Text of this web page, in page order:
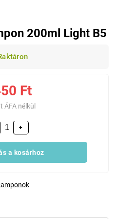
200ml Light B5
Ft
ÁFA nélkül
+
a kosárhoz